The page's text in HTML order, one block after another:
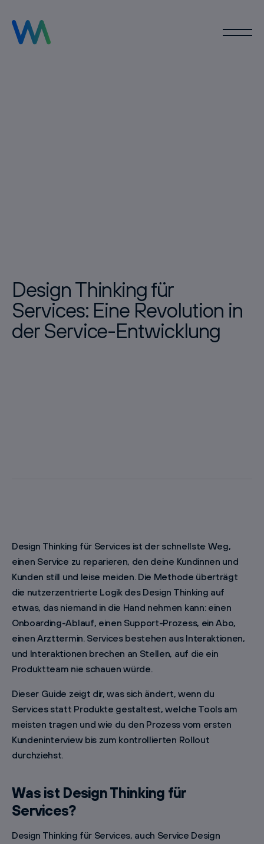
Design Thinking für
Services: Eine Revolution in
der Service-Entwicklung
Design Thinking für Services ist der schnellste Weg,
einen Service zu reparieren, den deine Kundinnen und
Kunden still und leise meiden. Die Methode überträgt
die nutzerzentrierte Logik des Design Thinking auf
etwas, das niemand in die Hand nehmen kann: einen
Onboarding-Ablauf, einen Support-Prozess, ein Abo,
einen Arzttermin. Services bestehen aus Interaktionen,
und Interaktionen brechen an Stellen, auf die ein
Produktteam nie schauen würde.
Dieser Guide zeigt dir, was sich ändert, wenn du
Services statt Produkte gestaltest, welche Tools am
meisten tragen und wie du den Prozess vom ersten
Kundeninterview bis zum kontrollierten Rollout
durchziehst.
Was ist Design Thinking für
Services?
Design Thinking für Services, auch Service Design